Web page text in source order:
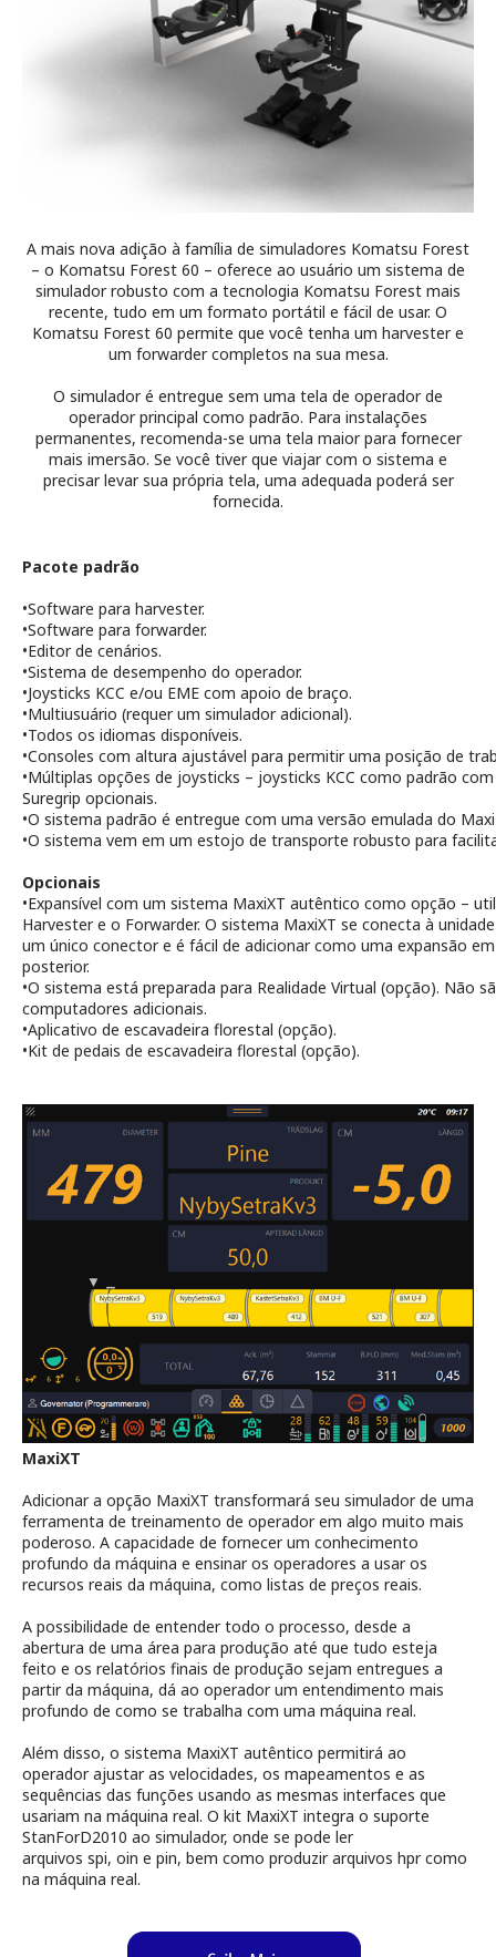
A mais nova adição à família de simuladores Komatsu Forest
– o Komatsu Forest 60 – oferece ao usuário um sistema de
simulador robusto com a tecnologia Komatsu Forest mais
recente, tudo em um formato portátil e fácil de usar. O
Komatsu Forest 60 permite que você tenha um harvestere
um forwardercompletos na sua mesa.
O simulador é entregue sem uma tela de operador de
operador principal como padrão. Para instalações
permanentes, recomenda-se uma tela maior para fornecer
mais imersão. Se você tiver que viajar com o sistema e
precisar levar sua própria tela, uma adequada poderá ser
fornecida.
Pacote padrão
•Software para harvester.
•Software para forwarder.
•Editor de cenários.
•Sistema de desempenho do operador.
•Joysticks KCC e/ou EME com apoio de braço.
•Multiusuário (requer um simulador adicional).
•Todos os idiomas disponíveis.
•Consoles com altura ajustável para permitir uma posição de
•Múltiplas opções de joysticks – joysticks KCC como padrão
Suregrip opcionais.
•O sistema padrão é entregue com uma versão emulada do
•O sistema vem em um estojo de transporte robusto para
Opcionais
•Expansível com um sistema MaxiXT autêntico como opção –
Harvestere o Forwarder. O sistema MaxiXT se conecta à
um único conector e é fácil de adicionar como uma expansão
posterior.
•O sistema está preparada para Realidade Virtual (opção). Não
computadores adicionais.
•Aplicativo de escavadeira florestal (opção).
•Kit de pedais de escavadeira florestal (opção).
MaxiXT
Adicionar a opção MaxiXT transformará seu simulador de uma
ferramenta de treinamento de operador em algo muito mais
poderoso. A capacidade de fornecer um conhecimento
profundo da máquina e ensinar os operadores a usar os
recursos reais da máquina, como listas de preços reais.
A possibilidade de entender todo o processo, desde a
abertura de uma área para produção até que tudo esteja
feito e os relatórios finais de produção sejam entregues a
partir da máquina, dá ao operador um entendimento mais
profundo de como se trabalha com uma máquina real.
Além disso, o sistema MaxiXT autêntico permitirá ao
operador ajustar as velocidades, os mapeamentos e as
sequências das funções usando as mesmas interfaces que
usariam na máquina real. O kit MaxiXT integra o suporte
StanForD2010 ao simulador, onde se pode ler
arquivos spi, oin e pin, bem como produzir arquivos hprcomo
na máquina real.